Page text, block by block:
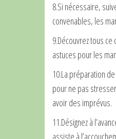
8.Si nécessaire,
convenables, les
9.Découvrez tous
astuces pour les
10.La préparation
pour ne pas
avoir des imprévus.
11.Désignez à
assiste à